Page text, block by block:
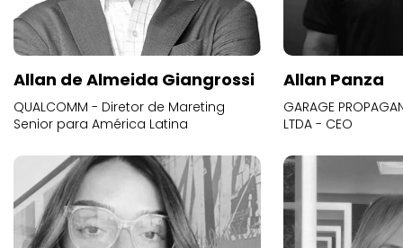
Allan de Almeida Giangrossi
QUALCOMM - Diretor de Mareting
Senior para América Latina
Allan Panza
GARAGE
LTDA - CEO